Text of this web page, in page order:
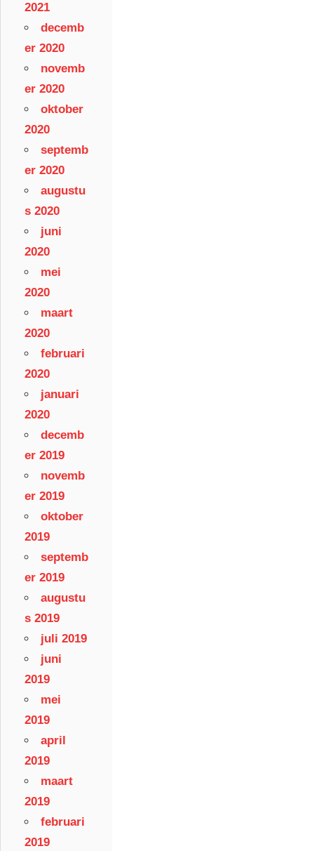
2021
decemb
er 2020
novemb
er 2020
oktober
2020
septemb
er 2020
augustu
s 2020
juni
2020
mei
2020
maart
2020
februari
2020
januari
2020
decemb
er 2019
novemb
er 2019
oktober
2019
septemb
er 2019
augustu
s 2019
juli 2019
juni
2019
mei
2019
april
2019
maart
2019
februari
2019